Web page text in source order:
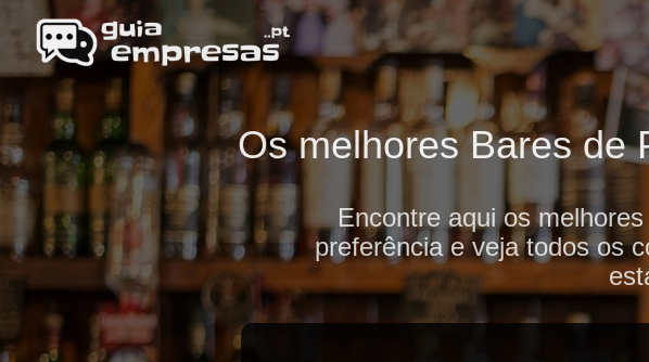
Os melhores Bares de
Encontre aqui os
preferência e veja todos os